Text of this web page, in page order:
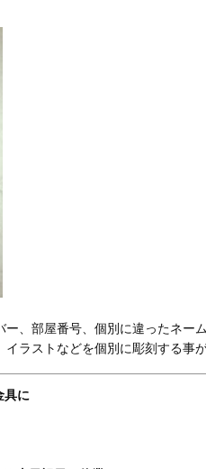
、部屋番号、個別に違ったネー
ラストなどを個別に彫刻する事が
具に